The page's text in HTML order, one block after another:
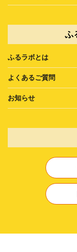
ふ
ふるラボとは
よくあるご質問
お知らせ